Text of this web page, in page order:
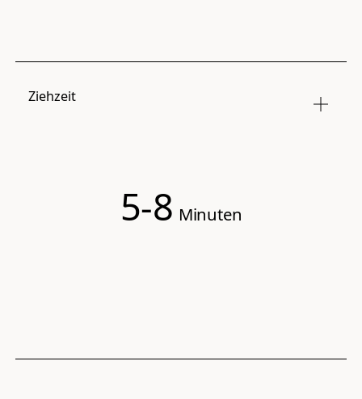
Ziehzeit
5-8 Minuten